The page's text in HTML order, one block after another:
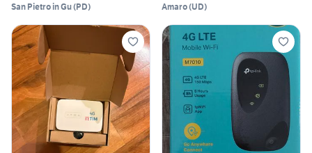
San Pietro in Gu(PD) Amaro(UD)